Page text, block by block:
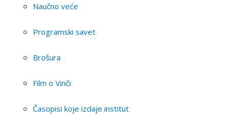
Naučno veće
Programski savet
Brošura
Film o Vinči
Časopisi koje izdaje institut